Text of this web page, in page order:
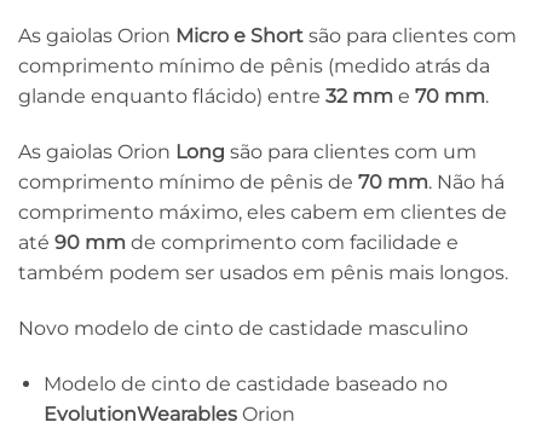
As gaiolas Orion Micro e Short são para clientes com
comprimento mínimo de pênis (medido atrás da
glande enquanto flácido) entre 32 mm e 70 mm.
As gaiolas Orion Long são para clientes com um
comprimento mínimo de pênis de 70 mm. Não há
comprimento máximo, eles cabem em clientes de
até 90 mm de comprimento com facilidade e
também podem ser usados ​​em pênis mais longos.
Novo modelo de cinto de castidade masculino
Modelo de cinto de castidade baseado no
EvolutionWearablesOrion